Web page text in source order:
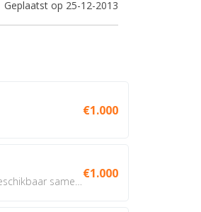
Geplaatst op 25-12-2013
€1.000
€1.000